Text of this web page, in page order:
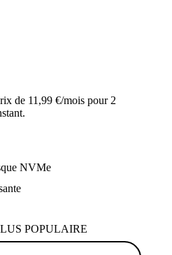
de 11,99 €/mois pour 2
NVMe
POPULAIRE